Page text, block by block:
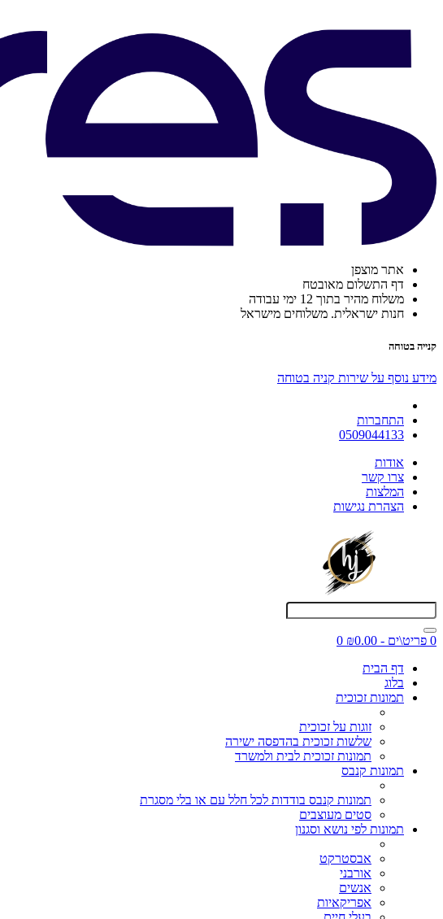
אתר מוצפן
דף התשלום מאובטח
משלוח מהיר בתוך 12 ימי עבודה
חנות ישראלית. משלוחים מישראל
קנייה בטוחה
מידע נוסף על שירות קניה בטוחה
התחברות
0509044133
אודות
צרו קשר
המלצות
הצהרת נגישות
0 פריט\ים - ₪0.00
0
דף הבית
בלוג
תמונות זכוכית
זוגות על זכוכית
שלשות זכוכית בהדפסה ישירה
תמונות זכוכית לבית ולמשרד
תמונות קנבס
תמונות קנבס בודדות לכל חלל עם או בלי מסגרת
סטים מעוצבים
תמונות לפי נושא וסגנון
אבסטרקט
אורבני
אנשים
אפריקאיות